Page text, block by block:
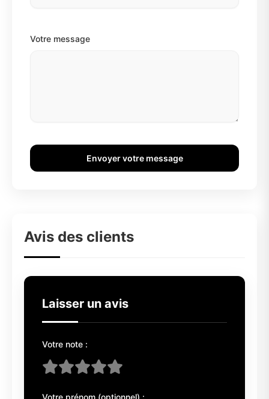
Votre message
Envoyer votre message
Avis des clients
Laisser un avis
Votre note :
Votre prénom (optionnel) :